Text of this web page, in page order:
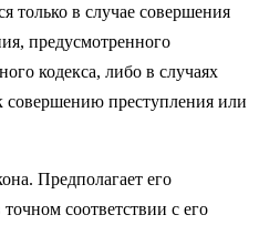
только в случае совершения
предусмотренного
кодекса, либо в случаях
совершению преступления или
Предполагает его
соответствии с его